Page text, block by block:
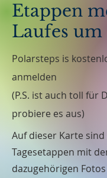
Etappen
Laufes
Polarsteps is
anmelden
(P.S. ist auch toll für
probiere es aus)
Auf dieser Karte
Tagesetappen mit
dazugehörigen